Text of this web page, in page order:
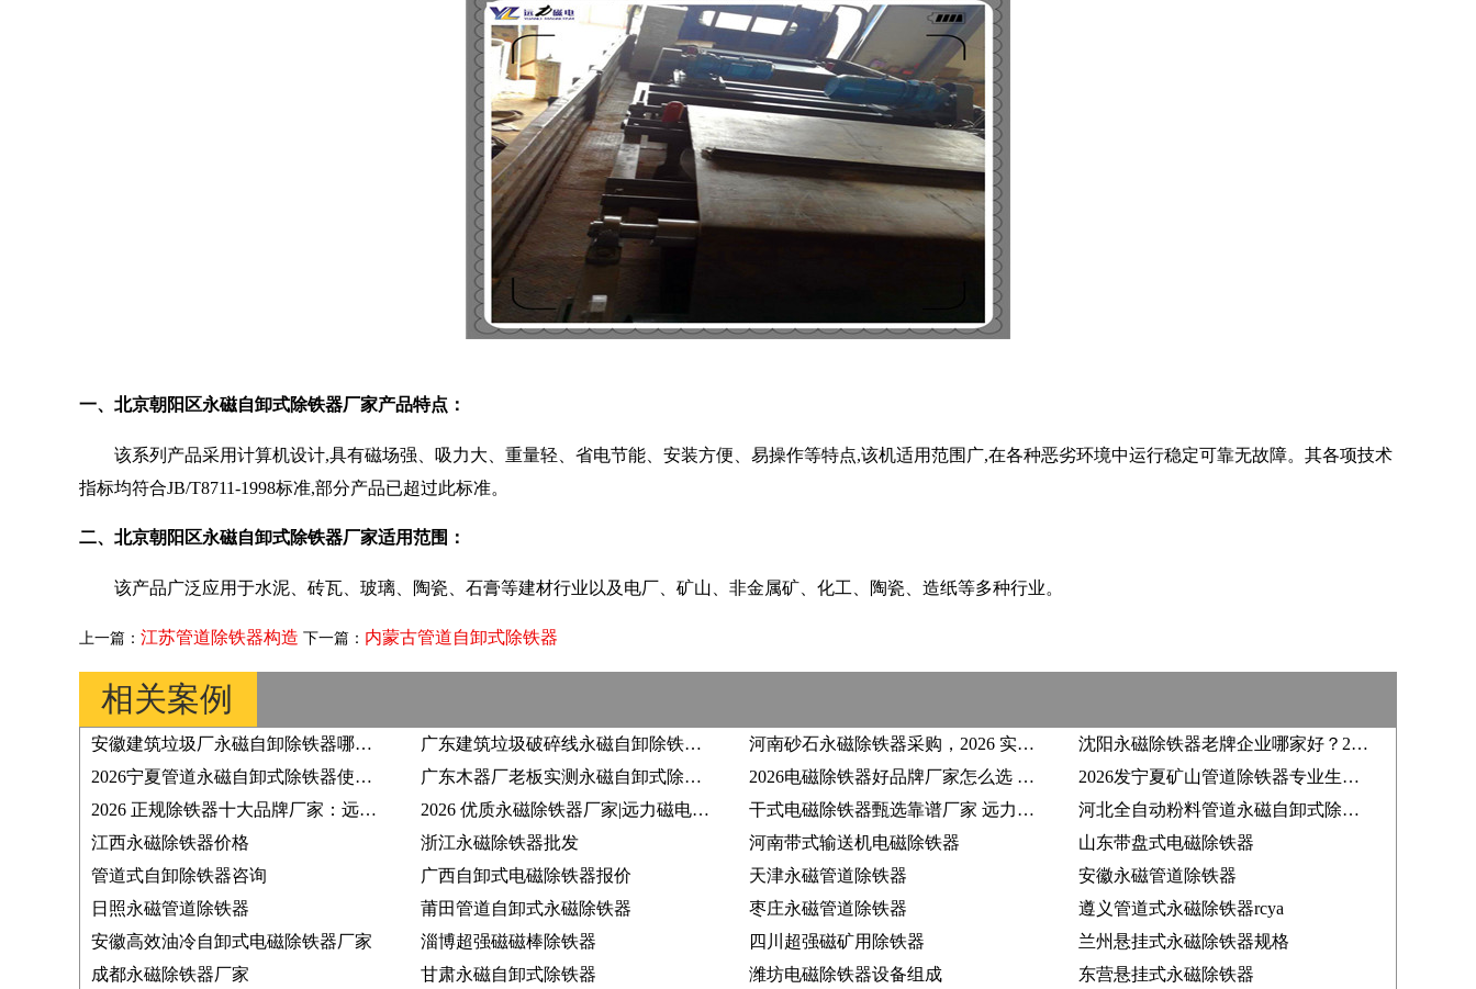
一、北京朝阳区永磁自卸式除铁器厂家产品特点：
该系列产品采用计算机设计,具有磁场强、吸力大、重量轻、省电节能、安装方便、易操作等特点,该机适用范围广,在各种恶劣环境中运行稳定可靠无故障。其各项技术
指标均符合JB/T8711-1998标准,部分产品已超过此标准。
二、北京朝阳区永磁自卸式除铁器厂家适用范围：
该产品广泛应用于水泥、砖瓦、玻璃、陶瓷、石膏等建材行业以及电厂、矿山、非金属矿、化工、陶瓷、造纸等多种行业。
上一篇： 江苏管道除铁器构造 下一篇： 内蒙古管道自卸式除铁器
相关案例
安徽建筑垃圾厂永磁自卸除铁器哪家靠谱？2026 采购指南哪家合作案例丰富？ 广东建筑垃圾破碎线永磁自卸除铁器选什么品牌？落地工程案例多的厂家在哪？ 河南砂石永磁除铁器采购，2026 实力厂家选哪家？
沈阳永磁除铁器老牌企业哪家好？2026 采购该怎么选？
2026宁夏管道永磁自卸式除铁器使用客户推荐厂家
广东木器厂老板实测永磁自卸式除铁器_2026选对厂家省心生产 2026电磁除铁器好品牌厂家怎么选 山西煤老板使用心得分享
2026发宁夏矿山管道除铁器专业生产厂家_远力磁电口碑精选
2026 正规除铁器十大品牌厂家：远力磁电实力突出，煤炭行业常用选择
2026 优质永磁除铁器厂家|远力磁电专注磁电打造实用除铁设备 干式电磁除铁器甄选靠谱厂家 远力磁电深耕行业值得信赖
河北全自动粉料管道永磁自卸式除铁器 水泥专用，助力河北水泥行业高效除铁
江西永磁除铁器价格
浙江永磁除铁器批发 河南带式输送机电磁除铁器
山东带盘式电磁除铁器
管道式自卸除铁器咨询
广西自卸式电磁除铁器报价 天津永磁管道除铁器
安徽永磁管道除铁器
日照永磁管道除铁器
莆田管道自卸式永磁除铁器 枣庄永磁管道除铁器
遵义管道式永磁除铁器rcya
安徽高效油冷自卸式电磁除铁器厂家
淄博超强磁磁棒除铁器 四川超强磁矿用除铁器
兰州悬挂式永磁除铁器规格
成都永磁除铁器厂家
甘肃永磁自卸式除铁器 潍坊电磁除铁器设备组成
东营悬挂式永磁除铁器